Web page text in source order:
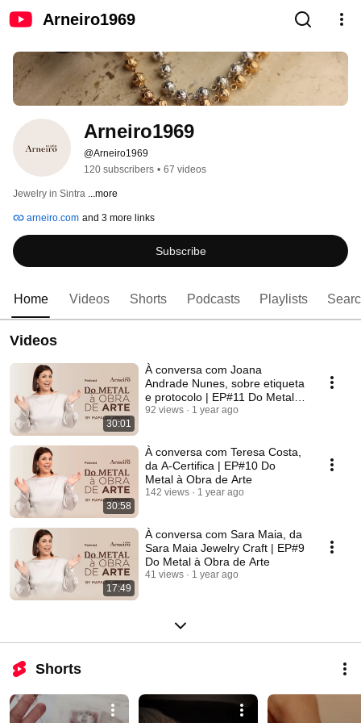
Arneiro1969
Arneiro1969
@Arneiro1969
120 subscribers • 67 videos
Jewelry in Sintra ...more
arneiro.com and 3 more links
Subscribe
Home Videos Shorts Podcasts Playlists
Videos
30:01
À conversa com Joana
Andrade Nunes, sobre etiqueta
e protocolo | EP#11 Do Metal à
Obra de Arte
92 views 1 year ago
30:58
À conversa com Teresa Costa,
da A-Certifica | EP#10 Do
Metal à Obra de Arte
142 views 1 year ago
17:49
À conversa com Sara Maia, da
Sara Maia Jewelry Craft | EP#9
Do Metal à Obra de Arte
41 views 1 year ago
Shorts